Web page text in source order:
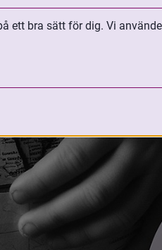
ett bra sätt för dig. Vi